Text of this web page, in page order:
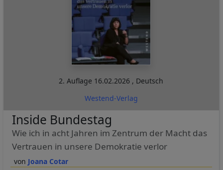
2. Auflage 16.02.2026 , Deutsch
Westend-Verlag
Joana Cotar
Inside Bundestag
Wie ich in acht Jahren im Zentrum der Macht das
Vertrauen in unsere Demokratie verlor